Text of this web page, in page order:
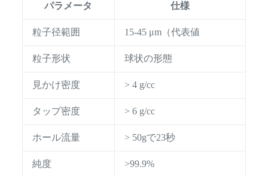
パラメータ 仕様
粒子径範囲 15-45 μm（代表値
粒子形状 球状の形態
見かけ密度 > 4 g/cc
タップ密度 > 6 g/cc
ホール流量 > 50gで23秒
純度 >99.9%